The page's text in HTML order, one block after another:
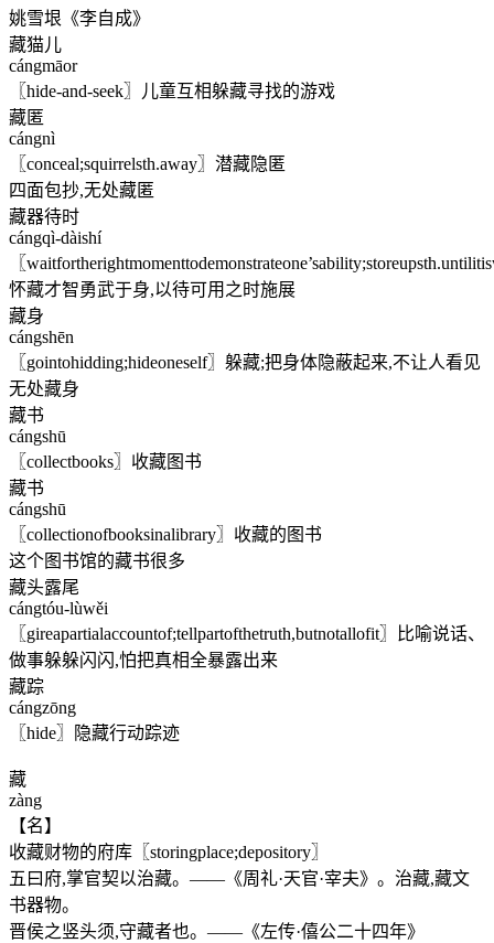
姚雪垠《李自成》
藏猫儿
cángmāor
〖hide-and-seek〗儿童互相躲藏寻找的游戏
藏匿
cángnì
〖conceal;squirrelsth.away〗潜藏隐匿
四面包抄,无处藏匿
藏器待时
cángqì-dàishí
〖
怀藏才智勇武于身,以待可用之时施展
藏身
cángshēn
〖gointohidding;hideoneself〗躲藏;把身体隐蔽起来,不让人看见
无处藏身
藏书
cángshū
〖collectbooks〗收藏图书
藏书
cángshū
〖collectionofbooksinalibrary〗收藏的图书
这个图书馆的藏书很多
藏头露尾
cángtóu-lùwěi
〖gireapartialaccountof;tellpartofthetruth,butnotallofit〗比喻说话、
做事躲躲闪闪,怕把真相全暴露出来
藏踪
cángzōng
〖hide〗隐藏行动踪迹
藏
zàng
【名】
收藏财物的府库〖storingplace;depository〗
五曰府,掌官契以治藏。——《周礼·天官·宰夫》。治藏,藏文
书器物。
晋侯之竖头须,守藏者也。——《左传·僖公二十四年》